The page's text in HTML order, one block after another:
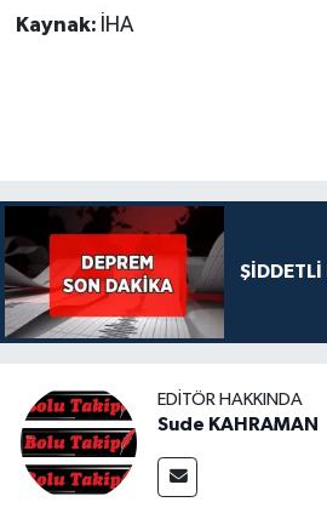
Kaynak: İHA
ŞİDDETLİ
EDITÖR HAKKINDA
Sude KAHRAMAN